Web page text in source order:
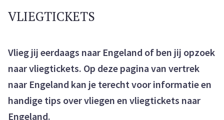
VLIEGTICKETS
Vlieg jij eerdaags naar Engeland of ben jij opzoek
naar vliegtickets. Op deze pagina van vertrek
naar Engeland kan je terecht voor informatie en
handige tips over vliegen en vliegtickets naar
Engeland.